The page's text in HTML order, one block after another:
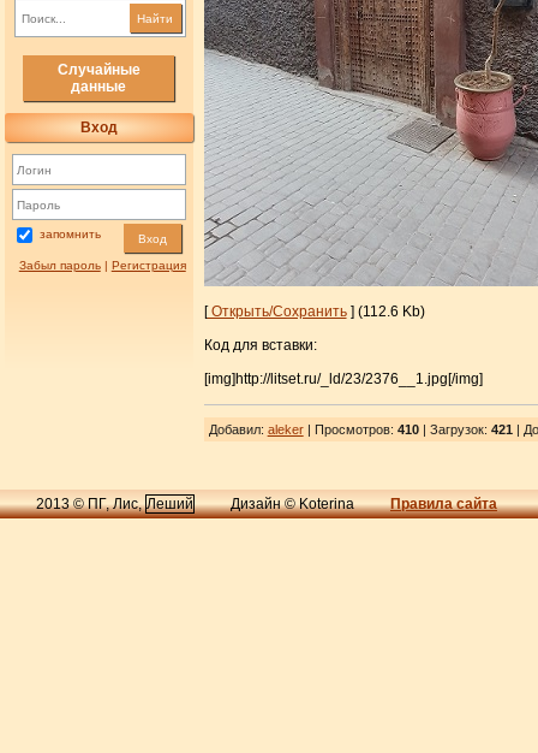
Найти
Случайные
данные
Вход
запомнить Вход
Забыл пароль| Регистрация
[Открыть/Сохранить] (112.6 Kb)
Код для вставки:
[img]http://litset.ru/_ld/23/2376__1.jpg[/img]
Добавил: aleker| Просмотров: 410| Загрузок: 421|
2013 © ПГ, Лис,Леший Дизайн © Koterina Правила сайта